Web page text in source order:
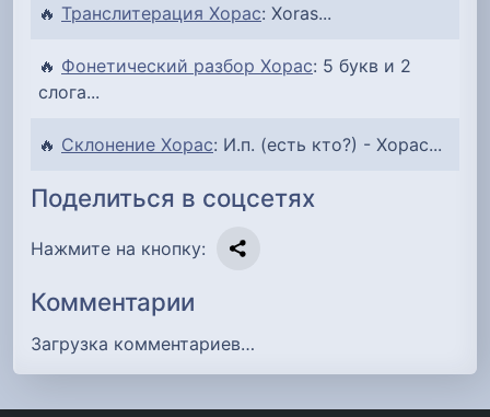
🔥 Транслитерация Хорас: Xoras...
🔥 Фонетический разбор Хорас: 5 букв и 2
слога...
🔥 Склонение Хорас: И.п. (есть кто?) - Хорас...
Поделиться в соцсетях
Нажмите на кнопку:
Комментарии
Загрузка комментариев…